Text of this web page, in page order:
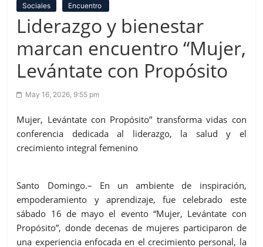
Sociales Encuentro
Liderazgo y bienestar
marcan encuentro “Mujer,
Levántate con Propósito
May 16, 2026, 9:55 pm
Mujer, Levántate con Propósito” transforma vidas con
conferencia dedicada al liderazgo, la salud y el
crecimiento integral femenino
Santo Domingo.– En un ambiente de inspiración,
empoderamiento y aprendizaje, fue celebrado este
sábado 16 de mayo el evento “Mujer, Levántate con
Propósito”, donde decenas de mujeres participaron de
una experiencia enfocada en el crecimiento personal, la